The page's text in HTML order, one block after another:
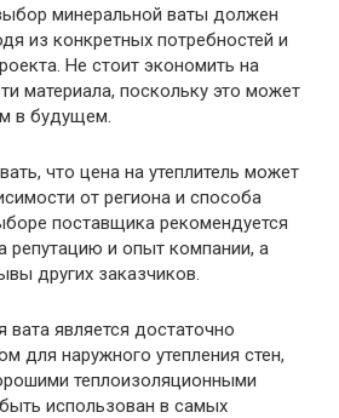
минеральной ваты должен
из конкретных потребностей и
Не стоит экономить на
материала, поскольку это может
в будущем.
что цена на утеплитель может
от региона и способа
поставщика рекомендуется
репутацию и опыт компании, а
других заказчиков.
является достаточно
для наружного утепления стен,
теплоизоляционными
использован в самых